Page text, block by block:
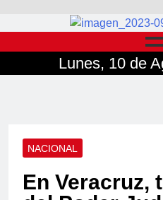
Lunes, 10 de
NACIONAL
En Veracruz,